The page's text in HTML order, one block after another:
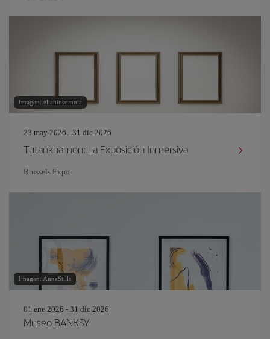
Imagen: eliahinsomnia
23 may 2026 - 31 dic 2026
Tutankhamon: La Exposición Inmersiva
Brussels Expo
Imagen: AnnaStills
01 ene 2026 - 31 dic 2026
Museo BANKSY